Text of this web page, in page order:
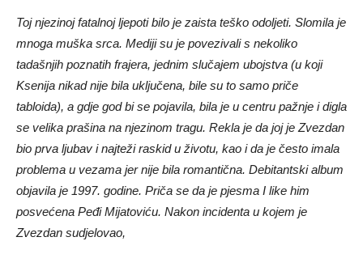
Toj njezinoj fatalnoj ljepoti bilo je zaista teško odoljeti. Slomila je
mnoga muška srca. Mediji su je povezivali s nekoliko
tadašnjih poznatih frajera, jednim slučajem ubojstva (u koji
Ksenija nikad nije bila uključena, bile su to samo priče
tabloida), a gdje god bi se pojavila, bila je u centru pažnje i digla
se velika prašina na njezinom tragu. Rekla je da joj je Zvezdan
bio prva ljubav i najteži raskid u životu, kao i da je često imala
problema u vezama jer nije bila romantična. Debitantski album
objavila je 1997. godine. Priča se da je pjesma I like him
posvećena Peđi Mijatoviću. Nakon incidenta u kojem je
Zvezdan sudjelovao,